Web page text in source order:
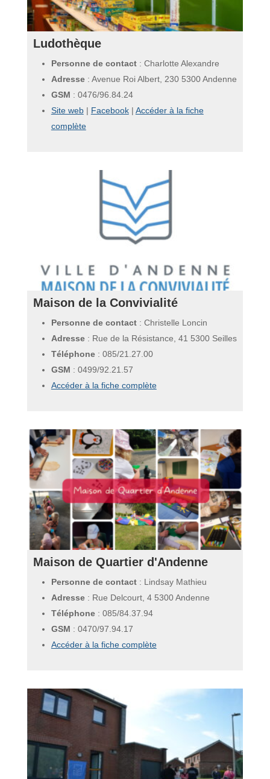
Ludothèque
Personne de contact: Charlotte Alexandre
Adresse: Avenue Roi Albert, 230 5300 Andenne
GSM : 0476/96.84.24
Site web| Facebook| Accéder à la fiche
complète
Maison de la Convivialité
Personne de contact: Christelle Loncin
Adresse: Rue de la Résistance, 41 5300 Seilles
Téléphone: 085/21.27.00
GSM : 0499/92.21.57
Accéder à la fiche complète
Maison de Quartier d'Andenne
Personne de contact: Lindsay Mathieu
Adresse: Rue Delcourt, 4 5300 Andenne
Téléphone: 085/84.37.94
GSM : 0470/97.94.17
Accéder à la fiche complète